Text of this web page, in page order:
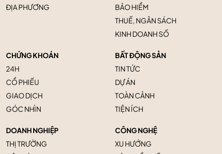
ĐỊA PHƯƠNG
BẢO HIỂM
THUẾ, NGÂN SÁCH
KINH DOANH SỐ
CHỨNG KHOÁN
24H
CỔ PHIẾU
GIAO DỊCH
GÓC NHÌN
BẤT ĐỘNG SẢN
TIN TỨC
DỰ ÁN
TOÀN CẢNH
TIỆN ÍCH
DOANH NGHIỆP
THỊ TRƯỜNG
CÔNG NGHỆ
XU HƯỚNG